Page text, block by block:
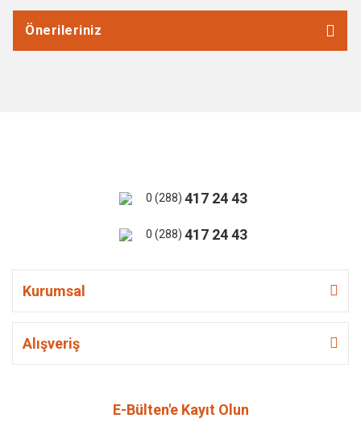
Önerileriniz
0 (288) 417 24 43
0 (288) 417 24 43
Kurumsal
Alışveriş
E-Bülten'e Kayıt Olun